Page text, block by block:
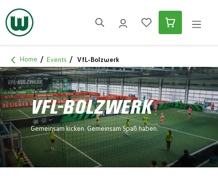
springen
Home Events VfL-Bolzwerk
VFL-BOLZWERK
Gemeinsam kicken. Gemeinsam Spaß haben.